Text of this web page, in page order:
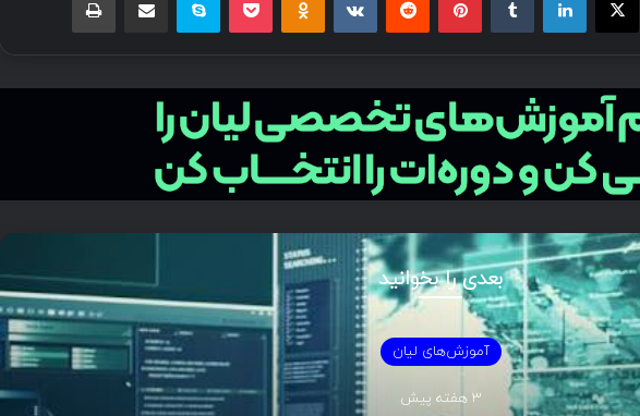
بعدی را بخوانید
آموزش‌های لیان